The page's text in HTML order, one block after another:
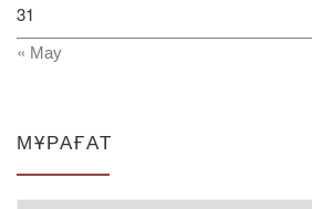
31
« Мау
МҰРАҒАТ